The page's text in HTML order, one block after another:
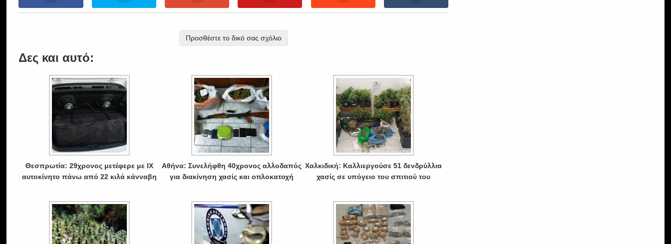
Προσθέστε το δικό σας σχόλιο
Δες και αυτό:
Θεσπρωτία: 29χρονος μετέφερε με ΙΧ
αυτοκίνητο πάνω από 22 κιλά κάνναβη
Αθήνα: Συνελήφθη 40χρονος αλλοδαπός
για διακίνηση χασίς και οπλοκατοχή
Χαλκιδική: Καλλιεργούσε 51 δενδρύλλια
χασίς σε υπόγειο του σπιτιού του